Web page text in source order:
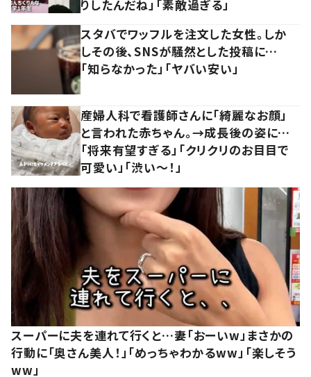
りしたんだね」「素敵過ぎる」
スタバでワッフルを注文した女性。しか
しその後、SNSが騒然とした投稿に…
「知らなかった」「ヤバい安い」
産婦人科で看護師さんに「綺麗なお顔」
と言われた赤ちゃん。→成長後の姿に…
「将来有望すぎる」「クリクリのお目目で
可愛い」「渋い～！」
スーパーに夫を連れて行くと…妻「おーいw」まさかの
行動に「奥さん美人！」「めっちゃわかるww」「楽しそう
ww」